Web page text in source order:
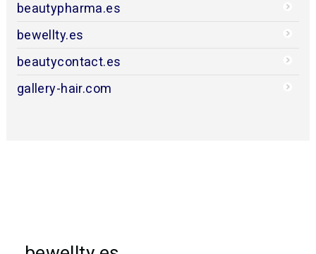
beautypharma.es
bewellty.es
beautycontact.es
gallery-hair.com